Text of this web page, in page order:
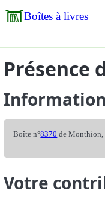
Boîtes à livres
Présence
Boîte n°8370 de Monthion,
Votre